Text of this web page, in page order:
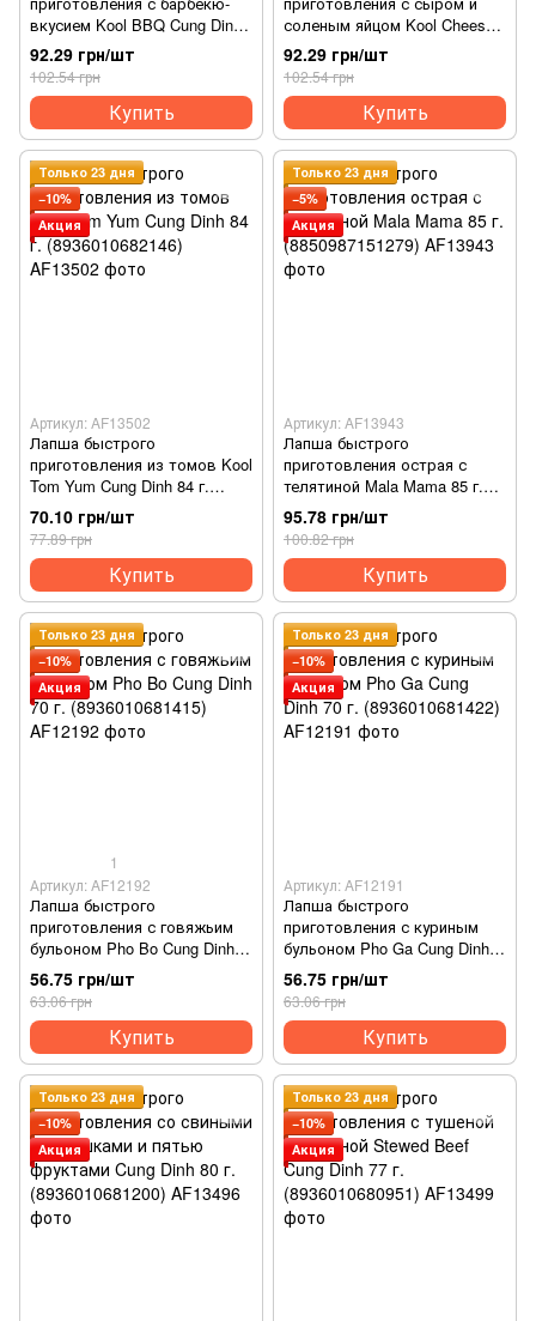
вкусием Kool BBQ Cung Dinh
105 г. (8936010681545)
92.29 грн/шт
102.54 грн
Купить
соленым яйцом Kool Cheese
Salted Egg Cung Dinh 91г.
(8936010682351)
92.29 грн/шт
102.54 грн
Купить
Только 23 дня
−10%
Акция
Артикул: AF13502
Лапша быстрого
приготовления из томов Kool
Tom Yum Cung Dinh 84 г.
(8936010682146)
70.10 грн/шт
77.89 грн
Купить
Только 23 дня
−5%
Акция
Артикул: AF13943
Лапша быстрого
приготовления острая с
телятиной Mala Mama 85 г.
(8850987151279)
95.78 грн/шт
100.82 грн
Купить
Только 23 дня
−10%
Акция
1
Артикул: AF12192
Лапша быстрого
приготовления с говяжьим
бульоном Pho Bo Cung Dinh
70 г. (8936010681415)
56.75 грн/шт
63.06 грн
Купить
Только 23 дня
−10%
Акция
Артикул: AF12191
Лапша быстрого
приготовления с куриным
бульоном Pho Ga Cung Dinh
70 г. (8936010681422)
56.75 грн/шт
63.06 грн
Купить
Только 23 дня
−10%
Акция
Только 23 дня
−10%
Акция